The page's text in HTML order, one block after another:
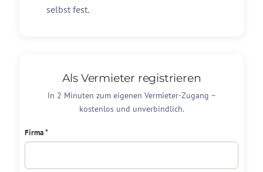
selbst fest.
Als Vermieter registrieren
In 2 Minuten zum eigenen Vermieter-Zugang –
kostenlos und unverbindlich.
Firma *